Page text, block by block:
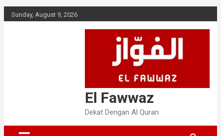
k
n
Sunday, August 9, 2026
El Fawwaz
Dekat Dengan Al Quran